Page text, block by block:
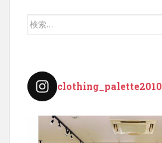
検
clothing_palette2010